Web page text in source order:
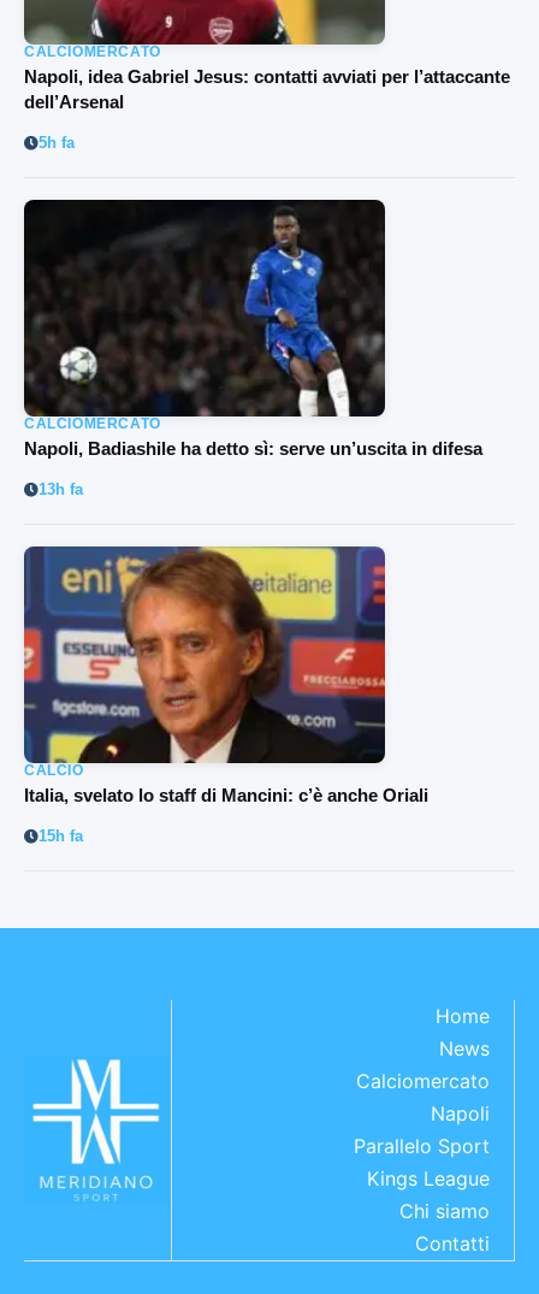
CALCIOMERCATO
Napoli, idea Gabriel Jesus: contatti avviati per l’attaccante
dell’Arsenal
5h fa
CALCIOMERCATO
Napoli, Badiashile ha detto sì: serve un’uscita in difesa
13h fa
CALCIO
Italia, svelato lo staff di Mancini: c’è anche Oriali
15h fa
Home
News
Calciomercato
Napoli
Parallelo Sport
Kings League
Chi siamo
Contatti